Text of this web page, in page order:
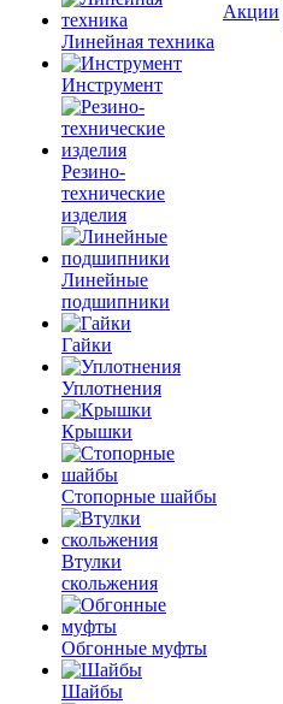
Линейная техника
Инструмент
Резино-
технические
изделия
Линейные
подшипники
Гайки
Уплотнения
Крышки
Стопорные шайбы
Втулки
скольжения
Обгонные муфты
Шайбы
Акции